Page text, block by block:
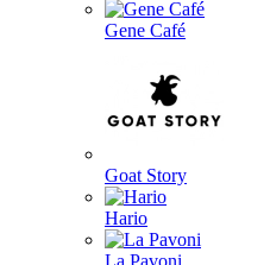
Gene Café
Goat Story
Hario
La Pavoni